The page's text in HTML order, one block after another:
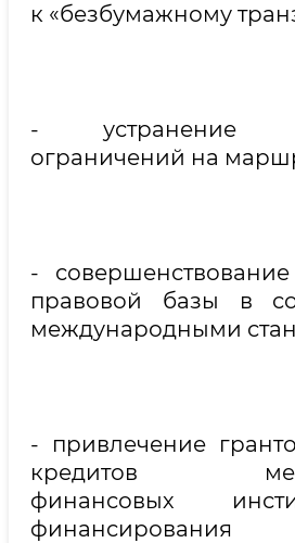
к «безбумажному
- устранение
ограничений на
-
правовой базы в
международными
- привлечение
кредитов
финансовых
финансирования